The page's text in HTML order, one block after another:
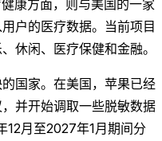
康方面，则与美国的一家
户的医疗数据。当前项目
休闲、医疗保健和金融。
国家。在美国，苹果已经
并开始调取一些脱敏数据
月至2027年1月期间分